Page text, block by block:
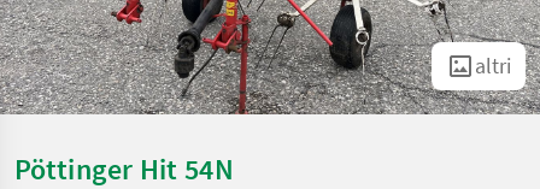
altri
Pöttinger Hit 54N